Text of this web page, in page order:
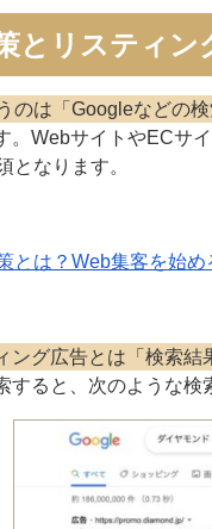
とリスティン
のは「Googleなどの
。WebサイトやECサ
となります。
とは？Web集客を始
ング広告とは「検索結
すると、次のような検